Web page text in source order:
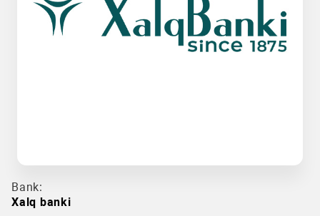
Bank:
Xalq banki